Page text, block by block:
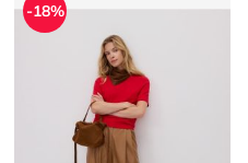
-18%